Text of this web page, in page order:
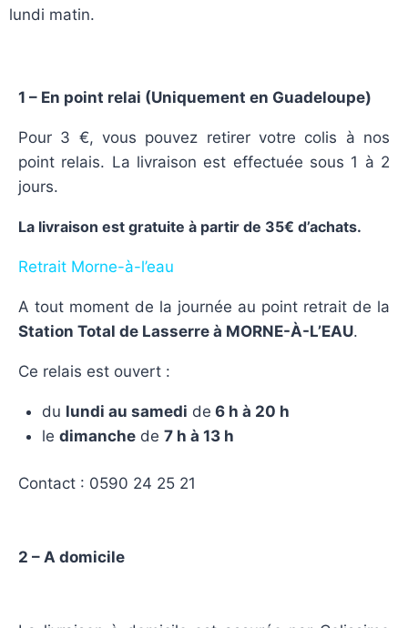
lundi matin.
1 – En point relai (Uniquement en Guadeloupe)
Pour 3 €, vous pouvez retirer votre colis à nos
point relais. La livraison est effectuée sous 1 à 2
jours.
La livraison est gratuite à partir de 35€ d’achats.
Retrait Morne-à-l’eau
A tout moment de la journée au point retrait de la
Station Total de Lasserre à MORNE-À-L’EAU.
Ce relais est ouvert :
du lundi au samedi de 6 h à 20 h
le dimanchede 7 h à 13 h
Contact : 0590 24 25 21
2 – A domicile